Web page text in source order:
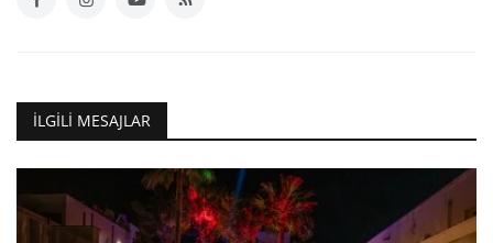
İLGILI MESAJLAR